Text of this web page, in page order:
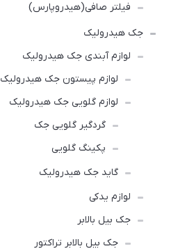
فیلتر صافی(هیدروپارس)
جک هیدرولیک
لوازم آبندی جک هیدرولیک
لوازم پیستون جک هیدرولیک
لوازم گلویی جک هیدرولیک
گردگیر گلویی جک
پکینگ گلویی
گاید جک هیدرولیک
لوازم یدکی
جک بیل بالابر
جک بیل بالابر تراکتور